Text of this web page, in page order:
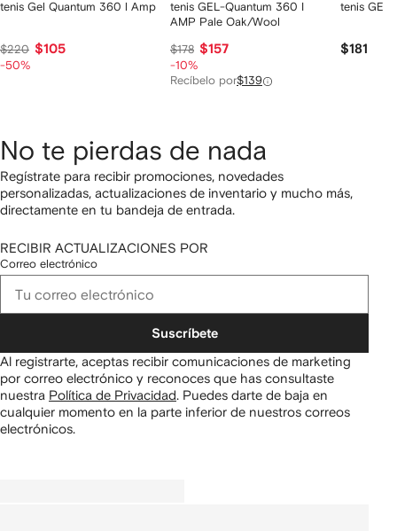
tenis Gel Quantum 360 l Amp
$220 $105
-50%
tenis GEL-Quantum 360 I
AMP Pale Oak/Wool
$178 $157
-10%
Recíbelo por$139
tenis
$181
No te pierdas de nada
Regístrate para recibir promociones, novedades
personalizadas, actualizaciones de inventario y mucho más,
directamente en tu bandeja de entrada.
RECIBIR ACTUALIZACIONES POR
Correo electrónico
Suscríbete
Al registrarte, aceptas recibir comunicaciones de marketing
por correo electrónico y reconoces que has consultaste
nuestra Política de Privacidad. Puedes darte de baja en
cualquier momento en la parte inferior de nuestros correos
electrónicos.